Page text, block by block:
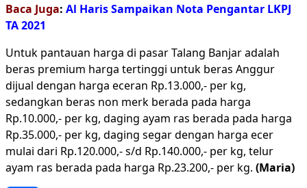
Baca Juga: Al Haris Sampaikan Nota Pengantar LKPJ
TA 2021
Untuk pantauan harga di pasar Talang Banjar adalah
beras premium harga tertinggi untuk beras Anggur
dijual dengan harga eceran Rp.13.000,- per kg,
sedangkan beras non merk berada pada harga
Rp.10.000,- per kg, daging ayam ras berada pada harga
Rp.35.000,- per kg, daging segar dengan harga ecer
mulai dari Rp.120.000,- s/d Rp.140.000,- per kg, telur
ayam ras berada pada harga Rp.23.200,- per kg. (Maria)